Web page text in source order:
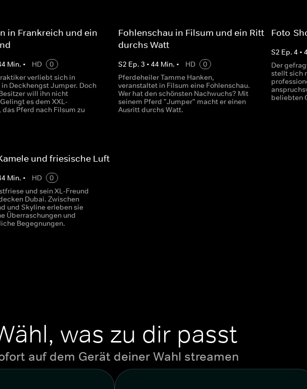
in Frankreich und ein
Min. • HD
0
verliebt sich in
Deckhengst Jumper. Doch
will ihn nicht
es dem XXL-
Pferd nach Filsum zu
Fohlenschau in Filsum und ein Ritt
durchs Watt
S2 Ep. 3 • 44 Min. • HD
0
Pferdeheiler Tamme Hanken,
veranstaltet in Filsum eine Fohlenschau.
Wer hat den schönsten Nachwuchs? Mit
seinem Pferd "Jumper" macht er einen
Ausritt durchs Watt.
Foto-
S2 Ep. 4 •
Der
stellt sich
beliebten
und friesische Luft
Min. • HD
0
und sein XL-Freund
Dubai. Zwischen
und Skyline erleben sie
Überraschungen und
Begegnungen.
was zu dir passt
auf dem Gerät deiner Wahl streamen